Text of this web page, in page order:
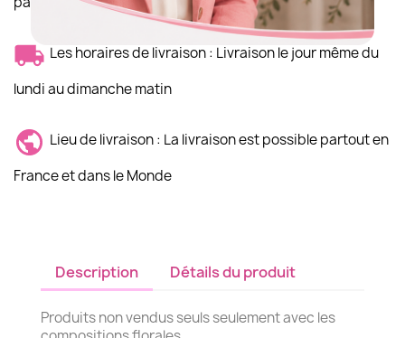
Les horaires de livraison : Livraison le jour même du
lundi au dimanche matin
Lieu de livraison : La livraison est possible partout en
France et dans le Monde
Description Détails du produit
Produits non vendus seuls seulement avec les